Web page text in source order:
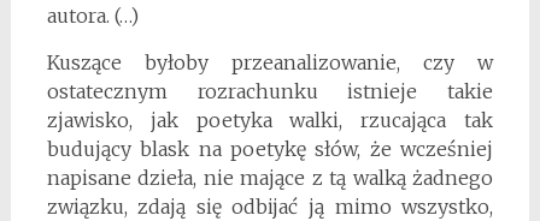
autora. (…)
Kuszące byłoby przeanalizowanie, czy w
ostatecznym rozrachunku istnieje takie
zjawisko, jak poetyka walki, rzucająca tak
budujący blask na poetykę słów, że wcześniej
napisane dzieła, nie mające z tą walką żadnego
związku, zdają się odbijać ją mimo wszystko,